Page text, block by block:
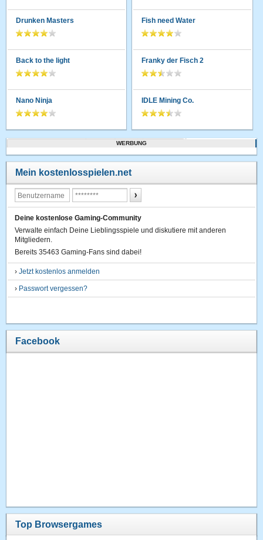
Drunken Masters
Back to the light
Nano Ninja
Fish need Water
Franky der Fisch 2
IDLE Mining Co.
WERBUNG
Mein kostenlosspielen.net
Deine kostenlose Gaming-Community
Verwalte einfach Deine Lieblingsspiele und diskutiere mit anderen
Mitgliedern.
Bereits 35463 Gaming-Fans sind dabei!
›Jetzt kostenlos anmelden
› Passwort vergessen?
Facebook
Top Browsergames